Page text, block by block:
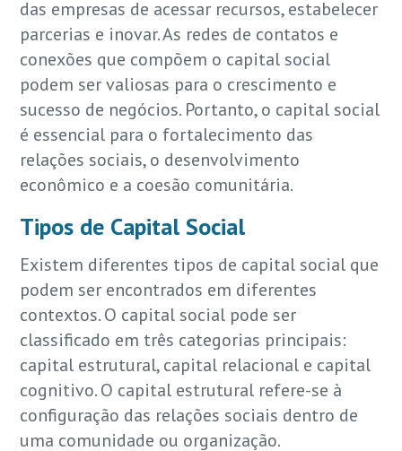
das empresas de acessar recursos, estabelecer
parcerias e inovar. As redes de contatos e
conexões que compõem o capital social
podem ser valiosas para o crescimento e
sucesso de negócios. Portanto, o capital social
é essencial para o fortalecimento das
relações sociais, o desenvolvimento
econômico e a coesão comunitária.
Tipos de Capital Social
Existem diferentes tipos de capital social que
podem ser encontrados em diferentes
contextos. O capital social pode ser
classificado em três categorias principais:
capital estrutural, capital relacional e capital
cognitivo. O capital estrutural refere-se à
configuração das relações sociais dentro de
uma comunidade ou organização.